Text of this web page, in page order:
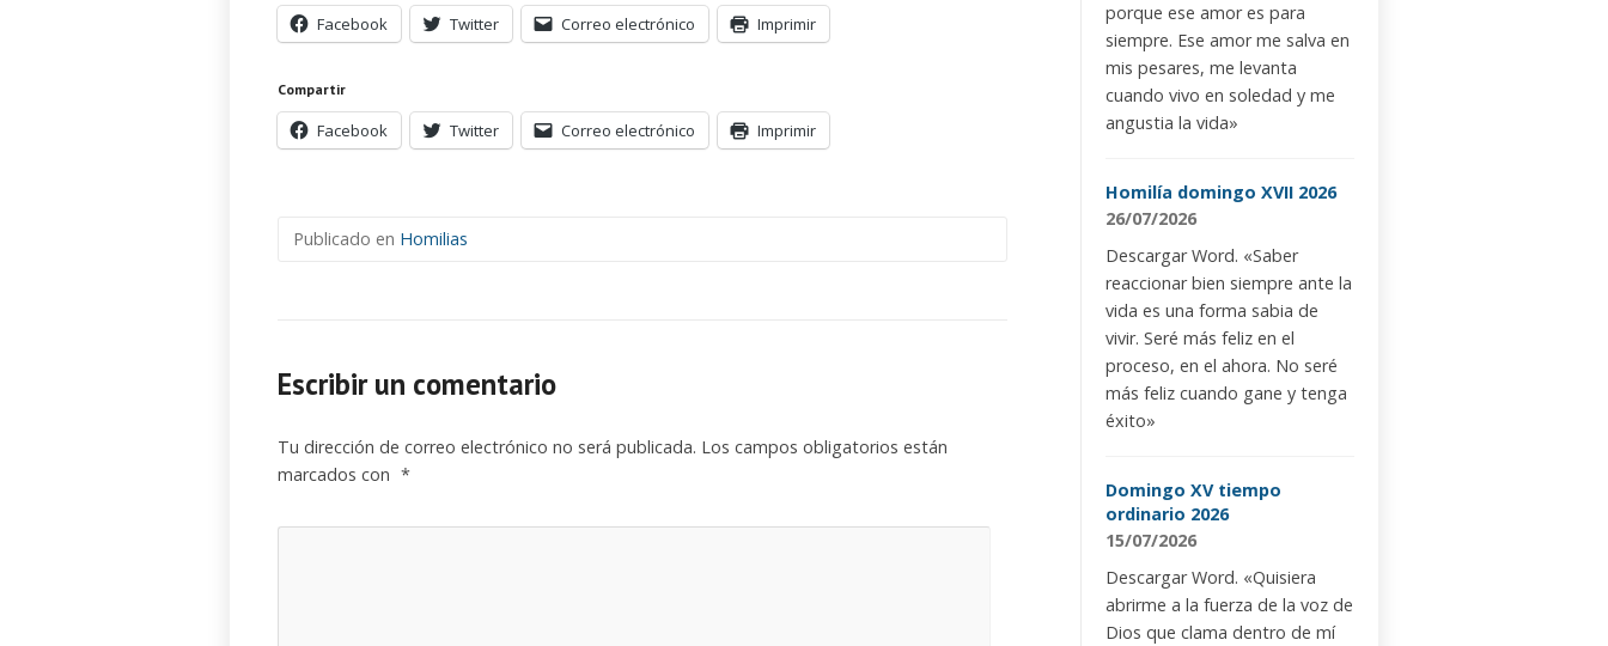
Facebook Twitter Correo electrónico Imprimir
Compartir
Facebook Twitter Correo electrónico Imprimir
Publicado en Homilias
Escribir un comentario
Tu dirección de correo electrónico no será publicada. Los campos obligatorios están
marcados con *
porque ese amor es para
siempre. Ese amor me salva en
mis pesares, me levanta
cuando vivo en soledad y me
angustia la vida»
Homilía domingo XVII 2026
26/07/2026
Descargar Word. «Saber
reaccionar bien siempre ante la
vida es una forma sabia de
vivir. Seré más feliz en el
proceso, en el ahora. No seré
más feliz cuando gane y tenga
éxito»
Domingo XV tiempo
ordinario 2026
15/07/2026
Descargar Word. «Quisiera
abrirme a la fuerza de la voz de
Dios que clama dentro de mí